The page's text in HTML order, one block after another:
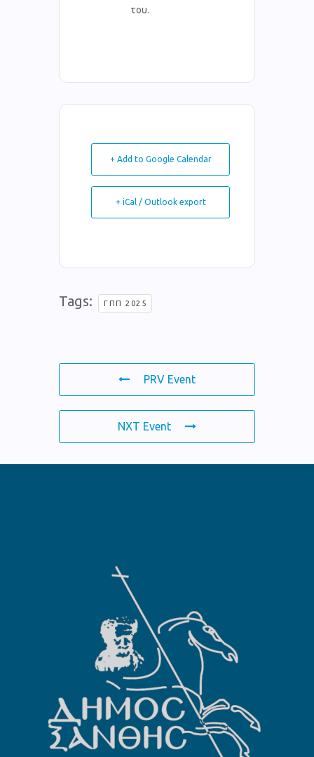
του.
+ Add to Google Calendar
+ iCal / Outlook export
Tags: ΓΠΠ 2025
PRV Event
NXT Event